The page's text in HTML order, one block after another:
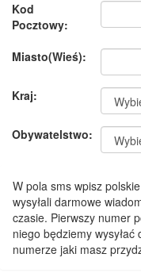
Kod
Pocztowy:
Miasto(Wieś):
Kraj:
Obywatelstwo:
W pola sms wpisz
wysyłali darmowe
czasie. Pierwszy numer
niego będziemy
numerze jaki masz